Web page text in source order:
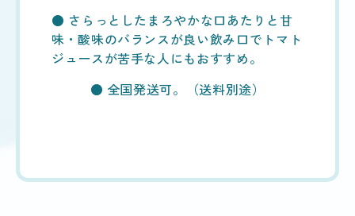
● さらっとしたまろやかな口あたりと甘
味・酸味のバランスが良い飲み口でトマト
ジュースが苦手な人にもおすすめ。
● 全国発送可。（送料別途）